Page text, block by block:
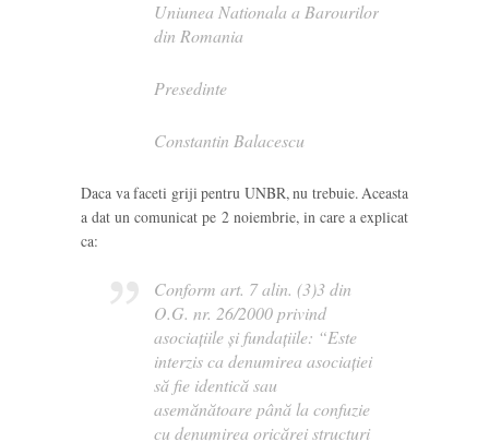
Uniunea Nationala a Barourilor
din Romania
Presedinte
Constantin Balacescu
Daca va faceti griji pentru UNBR, nu trebuie. Aceasta
a dat un comunicat pe 2 noiembrie, in care a explicat
ca:
Conform art. 7 alin. (3)3 din
O.G. nr. 26/2000 privind
asociațiile și fundațiile: “Este
interzis ca denumirea asociației
să fie identică sau
asemănătoare până la confuzie
cu denumirea oricărei structuri